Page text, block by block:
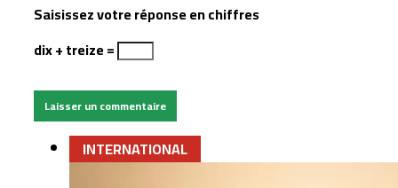
Saisissez votre réponse en chiffres
dix + treize =
INTERNATIONAL